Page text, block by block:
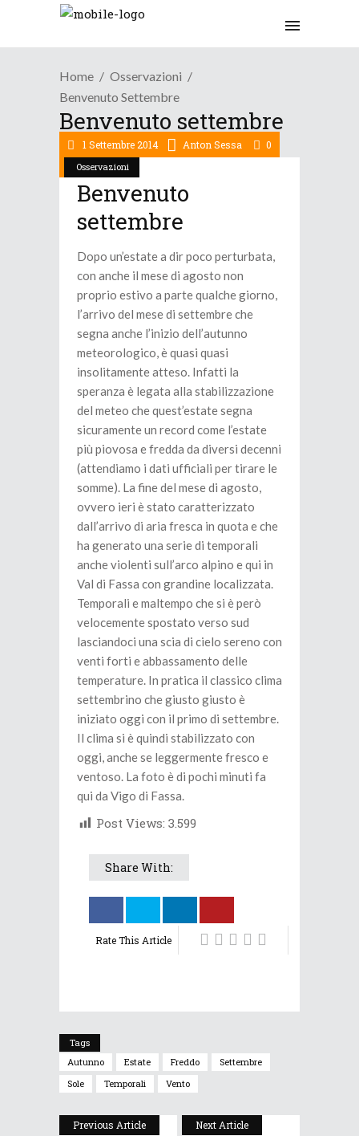
Home
Osservazioni
Benvenuto Settembre
Benvenuto settembre
Osservazioni
1 Settembre 2014 Anton Sessa 0
Benvenuto
settembre
Dopo un’estate a dir poco perturbata,
con anche il mese di agosto non
proprio estivo a parte qualche giorno,
l’arrivo del mese di settembre che
segna anche l’inizio dell’autunno
meteorologico, è quasi quasi
insolitamente atteso. Infatti la
speranza è legata alla stabilizzazione
del meteo che quest’estate segna
sicuramente un record come l’estate
più piovosa e fredda da diversi decenni
(attendiamo i dati ufficiali per tirare le
somme). La fine del mese di agosto,
ovvero ieri è stato caratterizzato
dall’arrivo di aria fresca in quota e che
ha generato una serie di temporali
anche violenti sull’arco alpino e qui in
Val di Fassa con grandine localizzata.
Temporali e maltempo che si è però
velocemente spostato verso sud
lasciandoci una scia di cielo sereno con
venti forti e abbassamento delle
temperature. In pratica il classico clima
settembrino che giusto giusto è
iniziato oggi con il primo di settembre.
Il clima si è quindi stabilizzato con
oggi, anche se leggermente fresco e
ventoso. La foto è di pochi minuti fa
qui da Vigo di Fassa.
Post Views: 3.599
Share With:
Rate This Article
Tags
Autunno
Estate Freddo
Settembre
Sole
Temporali Vento
Previous Article Next Article